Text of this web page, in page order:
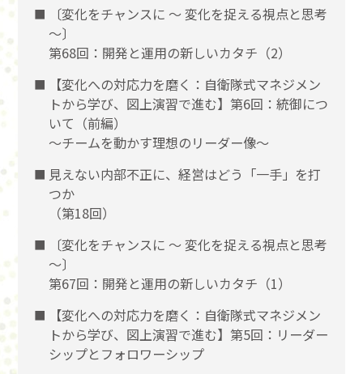
〔変化をチャンスに 〜 変化を捉える視点と思考
〜〕
第68回：開発と運用の新しいカタチ（2）
【変化への対応力を磨く：自衛隊式マネジメン
トから学び、図上演習で進む】第6回：統御につ
いて（前編）
〜チームを動かす理想のリーダー像〜
見えない内部不正に、経営はどう「一手」を打
つか
（第18回）
〔変化をチャンスに 〜 変化を捉える視点と思考
〜〕
第67回：開発と運用の新しいカタチ（1）
【変化への対応力を磨く：自衛隊式マネジメン
トから学び、図上演習で進む】第5回：リーダー
シップとフォロワーシップ